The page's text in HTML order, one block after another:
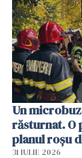
Un
răsturnat. O
planul roșu
31 IULIE 2026